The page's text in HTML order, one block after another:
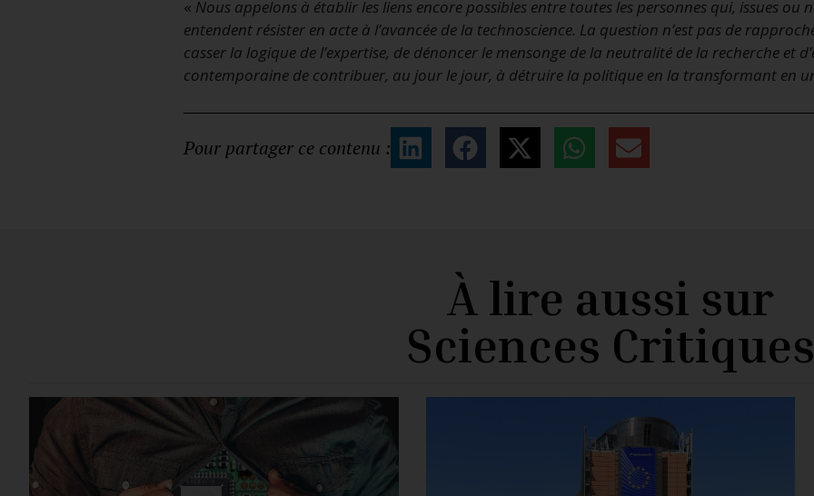
« Nous appelons à établir les liens encore possibles entre toutes les personnes qui, issues ou
entendent résister en acte à l’avancée de la technoscience. La question n’est pas de
casser la logique de l’expertise, de dénoncer le mensonge de la neutralité de la recherche et
contemporaine de contribuer, au jour le jour, à détruire la politique en la transformant en
Pour partager ce contenu :
À lire aussi sur
Sciences Critiques